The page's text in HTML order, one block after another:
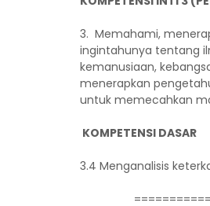
3. Memahami,
ingintahunya tentang
kemanusiaan,
menerapkan
untuk memecahkan
KOMPETENSI DASAR
3.4 Menganalisis